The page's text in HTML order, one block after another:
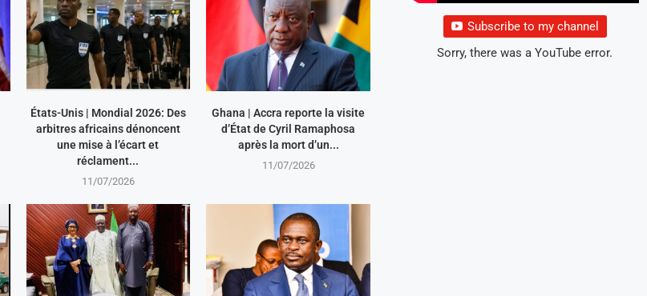
États-Unis | Mondial 2026: Des
arbitres africains dénoncent
une mise à l’écart et
réclament...
11/07/2026
Ghana | Accra reporte la visite
d’État de Cyril Ramaphosa
après la mort d’un...
11/07/2026
Subscribe to my channel
Sorry, there was a YouTube error.